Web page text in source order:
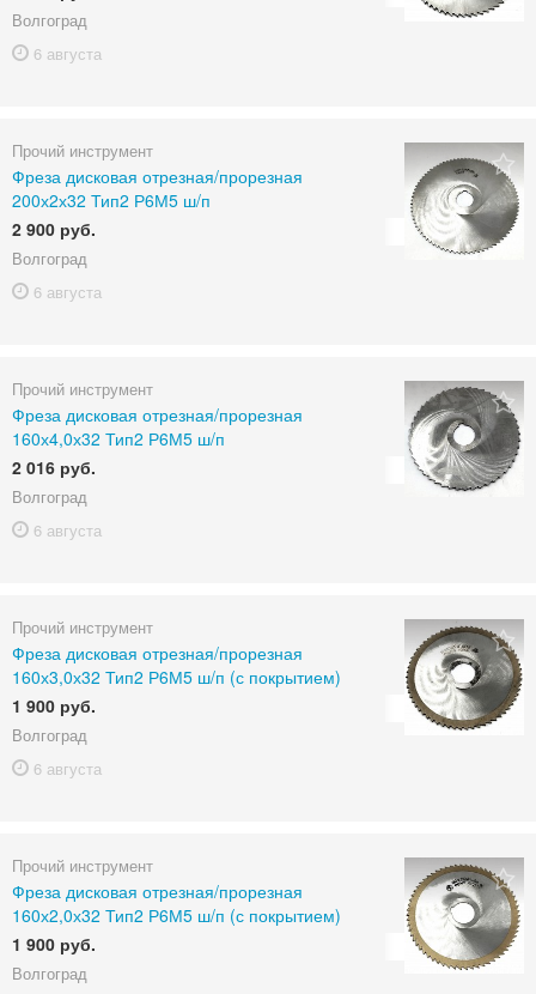
Волгоград
6 августа
Прочий инструмент
Фреза дисковая отрезная/прорезная
200х2х32 Тип2 Р6М5 ш/п
2 900 руб.
Волгоград
6 августа
Прочий инструмент
Фреза дисковая отрезная/прорезная
160х4,0х32 Тип2 Р6М5 ш/п
2 016 руб.
Волгоград
6 августа
Прочий инструмент
Фреза дисковая отрезная/прорезная
160х3,0х32 Тип2 Р6М5 ш/п (с покрытием)
1 900 руб.
Волгоград
6 августа
Прочий инструмент
Фреза дисковая отрезная/прорезная
160х2,0х32 Тип2 Р6М5 ш/п (с покрытием)
1 900 руб.
Волгоград